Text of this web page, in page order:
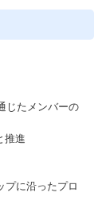
じたメンバーの
推進
プに沿ったプロ